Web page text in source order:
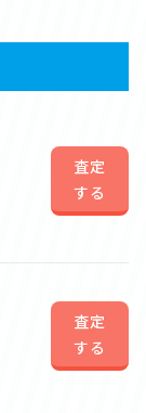
査定
する
査定
する